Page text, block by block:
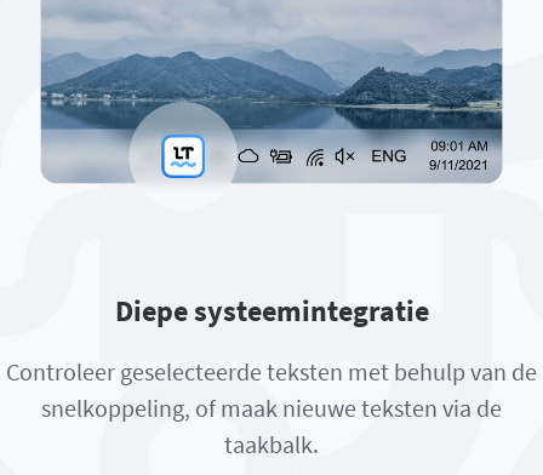
Diepe systeemintegratie
Controleer geselecteerde teksten met behulp van de
snelkoppeling, of maak nieuwe teksten via de
taakbalk.